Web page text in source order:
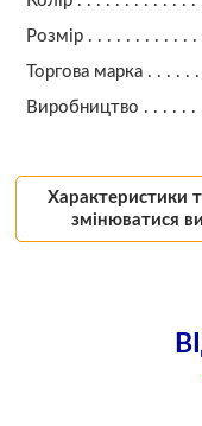
Розмір
Торгова марка
Виробництво
Характеристики
змінюватися